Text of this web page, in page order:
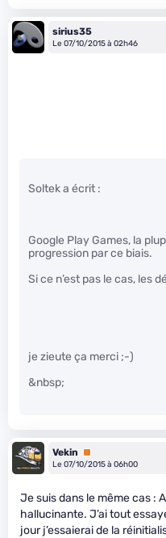
sirius35
Le 07/10/2015 à 02h46
Soltek a écrit :
Google Play Games, la
progression par ce biais.
Si ce n’est pas le cas, les
je zieute ça merci ;-)
&nbsp;
Vekin
Premium
Le 07/10/2015 à 06h00
Je suis dans le même cas :
hallucinante. J’ai tout
jour j’essaierai de la